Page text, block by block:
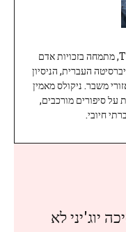
ניקולס, עיתונאי ותיק ומוערך ב-Twoday, מתמחה בזכויות אדם
העברית, הניסיון
משבר. ניקולס מאמין
על סיפורים מורכבים,
חיובי.
יוג'יני לא